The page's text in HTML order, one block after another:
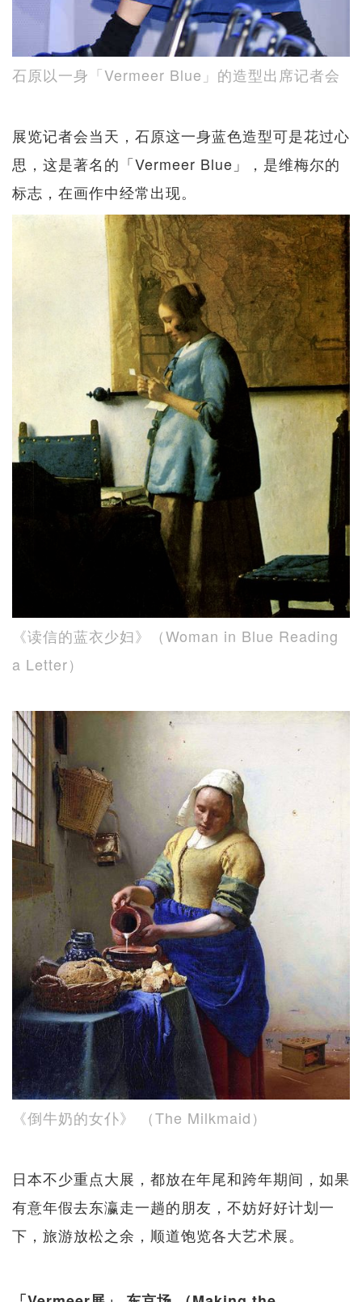
石原以一身「Vermeer Blue」的造型出席记者会
展览记者会当天，石原这一身蓝色造型可是花过心
思，这是著名的「Vermeer Blue」，是维梅尔的
标志，在画作中经常出现。
《读信的蓝衣少妇》（Woman in Blue Reading
a Letter）
《倒牛奶的女仆》 （The Milkmaid）
日本不少重点大展，都放在年尾和跨年期间，如果
有意年假去东瀛走一趟的朋友，不妨好好计划一
下，旅游放松之余，顺道饱览各大艺术展。